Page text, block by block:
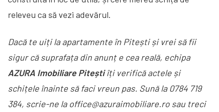
releveu ca să vezi adevărul.
Dacă te uiți la apartamente în Pitești și vrei să fii
sigur că suprafața din anunț e cea reală, echipa
AZURA Imobiliare Piteștiîți verifică actele și
schițele înainte să faci vreun pas. Sună la 0784 719
384, scrie-ne la office@azuraimobiliare.ro sau treci